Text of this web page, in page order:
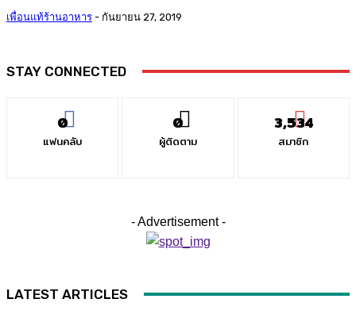
เพื่อนแท้ร้านอาหาร - กันยายน 27, 2019
STAY CONNECTED
0
แฟนคลับ
0
ผู้ติดตาม
3,534
สมาชิก
- Advertisement -
LATEST ARTICLES